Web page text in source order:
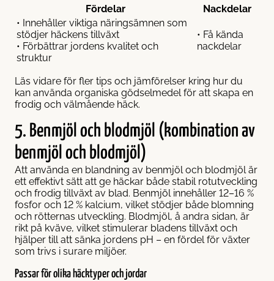
Fördelar
Nackdelar
• Innehåller viktiga näringsämnen som
stödjer häckens tillväxt
• Förbättrar jordens kvalitet och
struktur
• Få kända
nackdelar
Läs vidare för fler tips och jämförelser kring hur du
kan använda organiska gödselmedel för att skapa en
frodig och välmående häck.
5. Benmjöl och blodmjöl (kombination av
benmjöl och blodmjöl)
Att använda en blandning av benmjöl och blodmjöl är
ett effektivt sätt att ge häckar både stabil rotutveckling
och frodig tillväxt av blad. Benmjöl innehåller 12–16 %
fosfor och 12 % kalcium, vilket stödjer både blomning
och rötternas utveckling. Blodmjöl, å andra sidan, är
rikt på kväve, vilket stimulerar bladens tillväxt och
hjälper till att sänka jordens pH – en fördel för växter
som trivs i surare miljöer.
Passar för olika häcktyper och jordar